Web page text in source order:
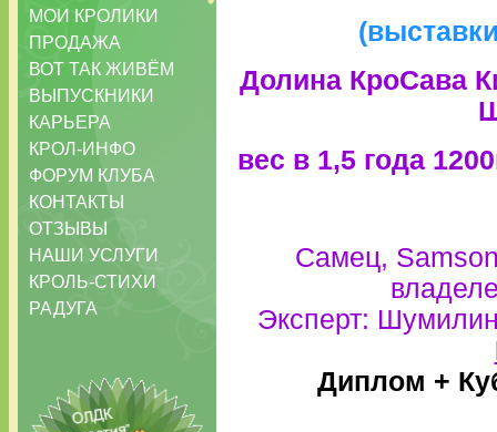
МОИ КРОЛИКИ
ПРОДАЖА
ВОТ ТАК ЖИВЁМ
ВЫПУСКНИКИ
КАРЬЕРА
КРОЛ-ИНФО
ФОРУМ КЛУБА
КОНТАКТЫ
ОТЗЫВЫ
НАШИ УСЛУГИ
КРОЛЬ-СТИХИ
РАДУГА
Долина КроСава
вес в 1,5 года 12
Самец,
Эксперт:
Диплом +